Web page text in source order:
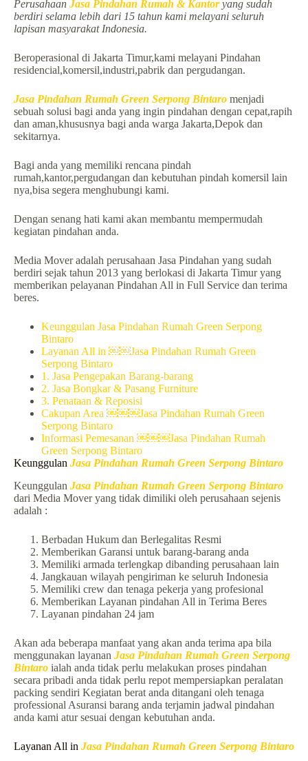
Perusahaan Jasa Pindahan Rumah & Kantor yang sudah
berdiri selama lebih dari 15 tahun kami melayani seluruh
lapisan masyarakat Indonesia.
Beroperasional di Jakarta Timur,kami melayani Pindahan
residencial,komersil,industri,pabrik dan pergudangan.
Jasa Pindahan Rumah Green Serpong Bintaro menjadi
sebuah solusi bagi anda yang ingin pindahan dengan cepat,rapih
dan aman,khususnya bagi anda warga Jakarta,Depok dan
sekitarnya.
Bagi anda yang memiliki rencana pindah
rumah,kantor,pergudangan dan kebutuhan pindah komersil lain
nya,bisa segera menghubungi kami.
Dengan senang hati kami akan membantu mempermudah
kegiatan pindahan anda.
Media Mover adalah perusahaan Jasa Pindahan yang sudah
berdiri sejak tahun 2013 yang berlokasi di Jakarta Timur yang
memberikan pelayanan Pindahan All in Full Service dan terima
beres.
Keunggulan Jasa Pindahan Rumah Green Serpong
Bintaro
Layanan All in ￼￼Jasa Pindahan Rumah Green
Serpong Bintaro
1. Jasa Pengepakan Barang-barang
2. Jasa Bongkar & Pasang Furniture
3. Penataan & Reposisi
Cakupan Area ￼￼￼Jasa Pindahan Rumah Green
Serpong Bintaro
Informasi Pemesanan ￼￼￼Jasa Pindahan Rumah
Green Serpong Bintaro
Keunggulan Jasa Pindahan Rumah Green Serpong Bintaro
Keunggulan Jasa Pindahan Rumah Green Serpong Bintaro
dari Media Mover yang tidak dimiliki oleh perusahaan sejenis
adalah :
Berbadan Hukum dan Berlegalitas Resmi
Memberikan Garansi untuk barang-barang anda
Memiliki armada terlengkap dibanding perusahaan lain
Jangkauan wilayah pengiriman ke seluruh Indonesia
Memiliki crew dan tenaga pekerja yang profesional
Memberikan Layanan pindahan All in Terima Beres
Layanan pindahan 24 jam
Akan ada beberapa manfaat yang akan anda terima apa bila
menggunakan layanan Jasa Pindahan Rumah Green Serpong
Bintaro ialah anda tidak perlu melakukan proses pindahan
secara pribadi anda tidak perlu repot mempersiapkan peralatan
packing sendiri Kegiatan berat anda ditangani oleh tenaga
professional Asuransi barang anda terjamin jadwal pindahan
anda kami atur sesuai dengan kebutuhan anda.
Layanan All in Jasa Pindahan Rumah Green Serpong Bintaro